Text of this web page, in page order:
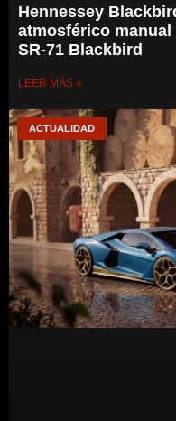
Hennessey
atmosférico
SR-71 Blackbird
LEER MÁS »
ACTUALIDAD